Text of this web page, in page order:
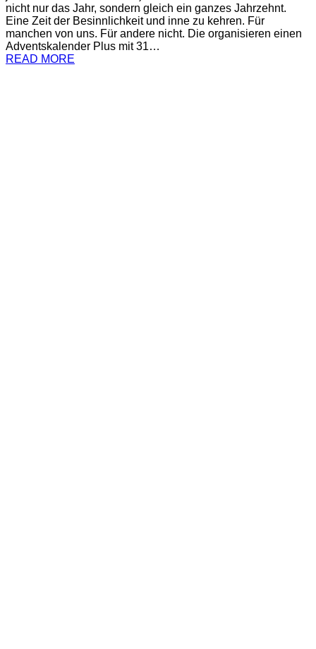
nicht nur das Jahr, sondern gleich ein ganzes Jahrzehnt.
Eine Zeit der Besinnlichkeit und inne zu kehren. Für
manchen von uns. Für andere nicht. Die organisieren einen
Adventskalender Plus mit 31…
READ MORE